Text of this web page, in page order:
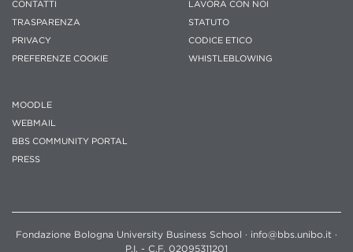
CONTATTI
TRASPARENZA
PRIVACY
PREFERENZE COOKIE
LAVORA CON NOI
STATUTO
CODICE ETICO
WHISTLEBLOWING
MOODLE
WEBMAIL
BBS COMMUNITY PORTAL
PRESS
Fondazione Bologna University Business School · info@bbs.unibo.it ·
P.I. - C.F. 02095311201